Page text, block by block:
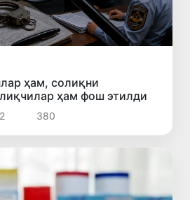
ҳам, солиқни
ҳам фош этилди
380